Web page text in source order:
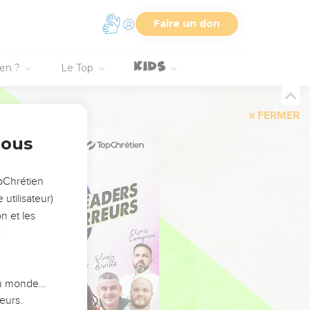
Faire un don
? Le Top
FERMER
utilisateur)
et les
monde…